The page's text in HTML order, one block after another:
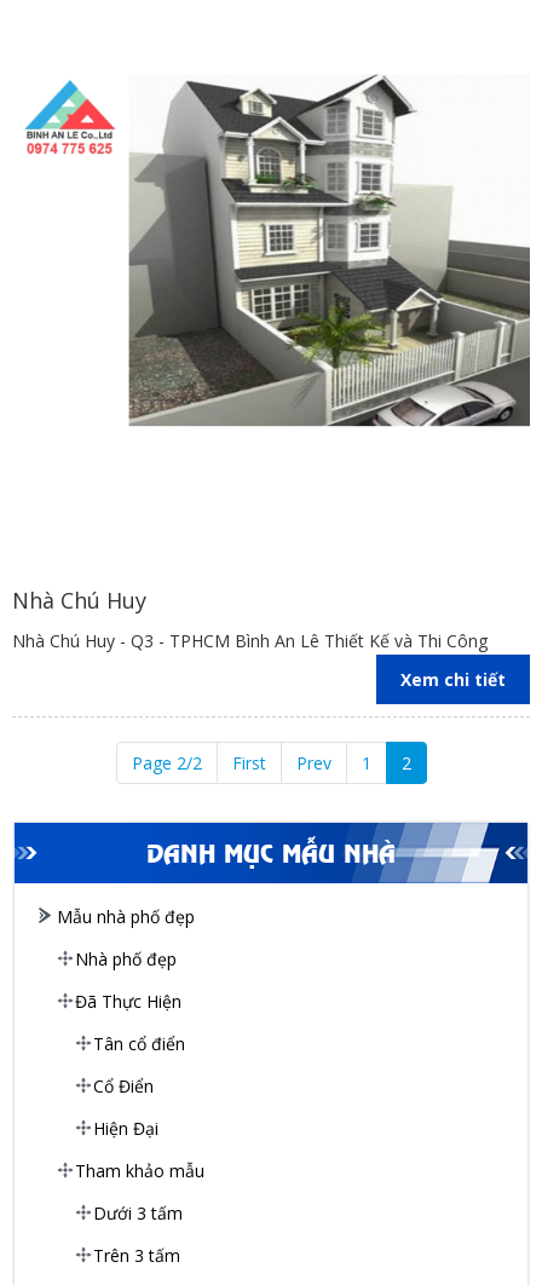
DANH MỤC MẪU NHÀ
Mẫu nhà phố đẹp
Nhà phố đẹp
Đã Thực Hiện
Tân cổ điển
Cổ Điển
Hiện Đại
Tham khảo mẫu
Dưới 3 tấm
Trên 3 tấm
Nhà Chú Huy
Nhà Chú Huy - Q3 - TPHCM Bình An Lê Thiết Kế và Thi Công
Xem chi tiết
Page 2/2 First Prev 1 2